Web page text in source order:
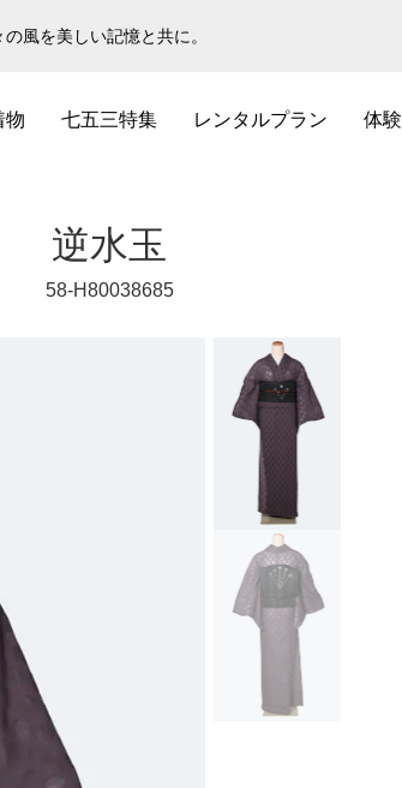
風を美しい記憶と共に。
物 七五三特集 レンタルプラン 体験
逆水玉
58-H80038685